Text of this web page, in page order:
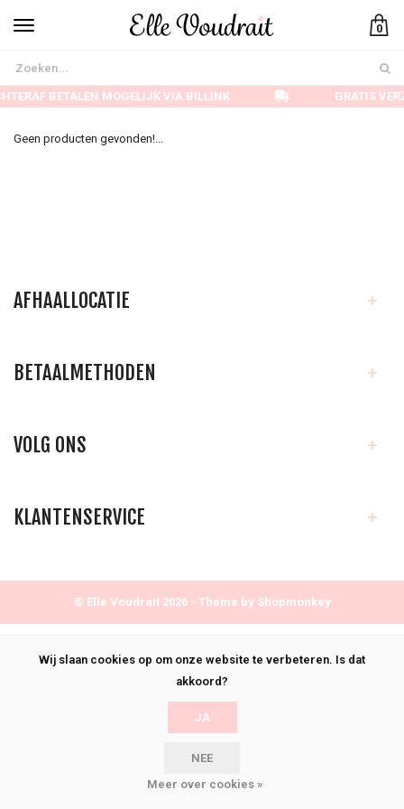
0
BETALEN MOGELIJK VIA BILLINK GRATIS
Geen producten gevonden!...
AFHAALLOCATIE
BETAALMETHODEN
VOLG ONS
KLANTENSERVICE
© Elle Voudrait 2026 - Theme by Shopmonkey
Wij slaan cookies op om onze website te verbeteren. Is dat
akkoord?
JA
NEE
Meer over cookies »